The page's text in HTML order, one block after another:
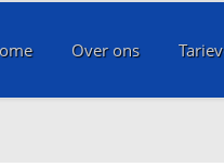
Over ons